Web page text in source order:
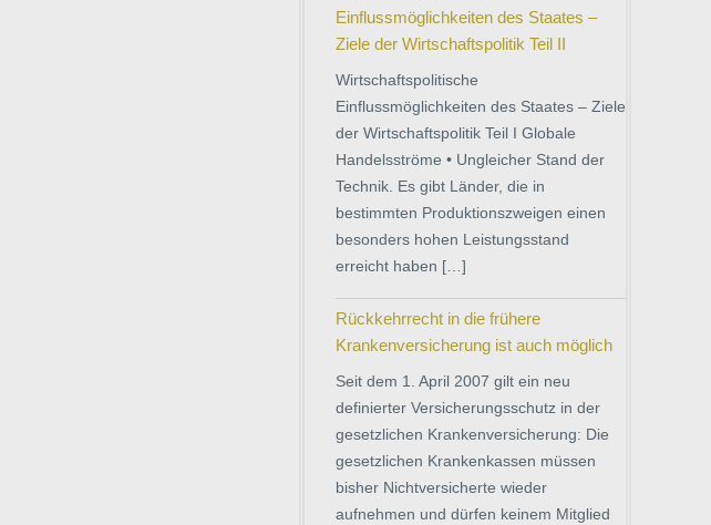
Einflussmöglichkeiten des Staates –
Ziele der Wirtschaftspolitik Teil II
Wirtschaftspolitische
Einflussmöglichkeiten des Staates – Ziele
der Wirtschaftspolitik Teil I Globale
Handelsströme • Ungleicher Stand der
Technik. Es gibt Länder, die in
bestimmten Produktionszweigen einen
besonders hohen Leistungsstand
erreicht haben […]
Rückkehrrecht in die frühere
Krankenversicherung ist auch möglich
Seit dem 1. April 2007 gilt ein neu
definierter Versicherungsschutz in der
gesetzlichen Krankenversicherung: Die
gesetzlichen Krankenkassen müssen
bisher Nichtversicherte wieder
aufnehmen und dürfen keinem Mitglied